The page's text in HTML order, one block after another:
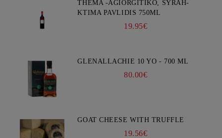
THEMA -AGIORGITIKO, SYRAH-
KTIMA PAVLIDIS 750ML
19.95€
GLENALLACHIE 10 YO - 700 ML
80.00€
GOAT CHEESE WITH TRUFFLE
19.56€